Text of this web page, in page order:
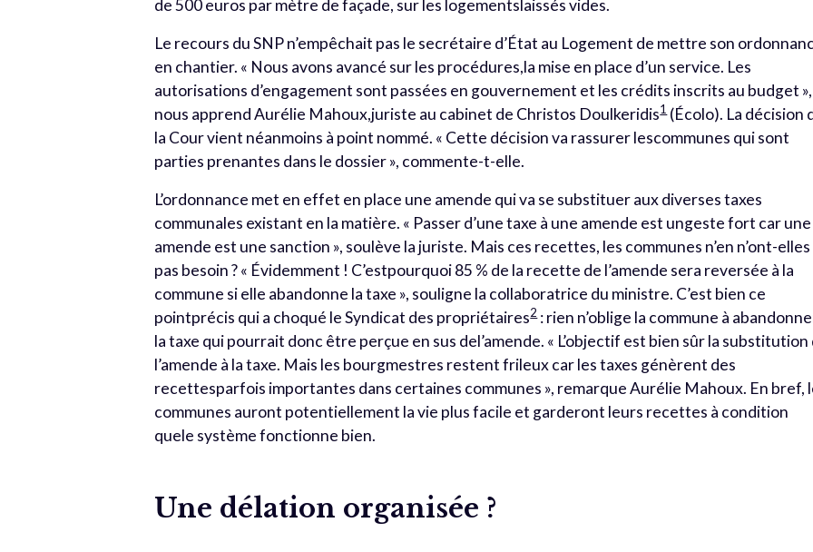
de 500 euros par mètre de façade, sur les logementslaissés vides.
Le recours du SNP n’empêchait pas le secrétaire d’État au Logement de mettre son
en chantier. « Nous avons avancé sur les procédures,la mise en place d’un service. Les
autorisations d’engagement sont passées en gouvernement et les crédits inscrits au budget »,
nous apprend Aurélie Mahoux,juriste au cabinet de Christos Doulkeridis1(Écolo). La décision
la Cour vient néanmoins à point nommé. « Cette décision va rassurer lescommunes qui sont
parties prenantes dans le dossier », commente-t-elle.
L’ordonnance met en effet en place une amende qui va se substituer aux diverses taxes
communales existant en la matière. « Passer d’une taxe à une amende est ungeste fort car une
amende est une sanction », soulève la juriste. Mais ces recettes, les communes n’en n’ont-elles
pas besoin ? « Évidemment ! C’estpourquoi 85 % de la recette de l’amende sera reversée à la
commune si elle abandonne la taxe », souligne la collaboratrice du ministre. C’est bien ce
pointprécis qui a choqué le Syndicat des propriétaires2: rien n’oblige la commune à
la taxe qui pourrait donc être perçue en sus del’amende. « L’objectif est bien sûr la substitution
l’amende à la taxe. Mais les bourgmestres restent frileux car les taxes génèrent des
recettesparfois importantes dans certaines communes », remarque Aurélie Mahoux. En bref,
communes auront potentiellement la vie plus facile et garderont leurs recettes à condition
quele système fonctionne bien.
Une délation organisée ?